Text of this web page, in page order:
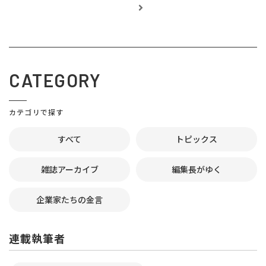
CATEGORY
カテゴリで探す
すべて トピックス
雑誌アーカイブ 編集長がゆく
企業家たちの金言
連載執筆者